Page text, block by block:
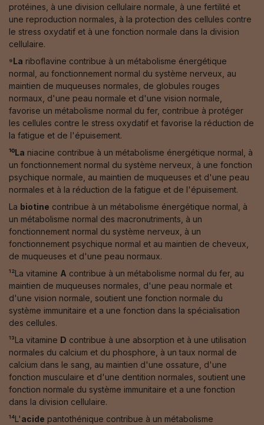
protéines, à une division cellulaire normale, à une fertilité et
une reproduction normales, à la protection des cellules contre
le stress oxydatif et à une fonction normale dans la division
cellulaire.
⁹La riboflavine contribue à un métabolisme énergétique
normal, au fonctionnement normal du système nerveux, au
maintien de muqueuses normales, de globules rouges
normaux, d'une peau normale et d'une vision normale,
favorise un métabolisme normal du fer, contribue à protéger
les cellules contre le stress oxydatif et favorise la réduction de
la fatigue et de l'épuisement.
¹⁰La niacine contribue à un métabolisme énergétique normal, à
un fonctionnement normal du système nerveux, à une fonction
psychique normale, au maintien de muqueuses et d'une peau
normales et à la réduction de la fatigue et de l'épuisement.
La biotine contribue à un métabolisme énergétique normal, à
un métabolisme normal des macronutriments, à un
fonctionnement normal du système nerveux, à un
fonctionnement psychique normal et au maintien de cheveux,
de muqueuses et d'une peau normaux.
¹²La vitamine A contribue à un métabolisme normal du fer, au
maintien de muqueuses normales, d'une peau normale et
d'une vision normale, soutient une fonction normale du
système immunitaire et a une fonction dans la spécialisation
des cellules.
¹³La vitamine D contribue à une absorption et à une utilisation
normales du calcium et du phosphore, à un taux normal de
calcium dans le sang, au maintien d'une ossature, d'une
fonction musculaire et d'une dentition normales, soutient une
fonction normale du système immunitaire et a une fonction
dans la division cellulaire.
¹⁴L'acide pantothénique contribue à un métabolisme